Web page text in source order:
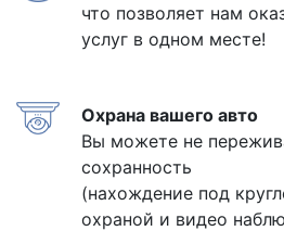
что позволяет нам
услуг в одном месте!
Охрана вашего авто
Вы можете не
сохранность
(нахождение под
охраной и видео